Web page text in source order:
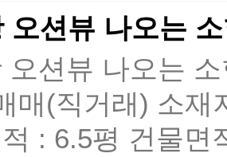
오션뷰 나오는
오션뷰 나오는
매(직거래) 소
: 6.5평 건물면